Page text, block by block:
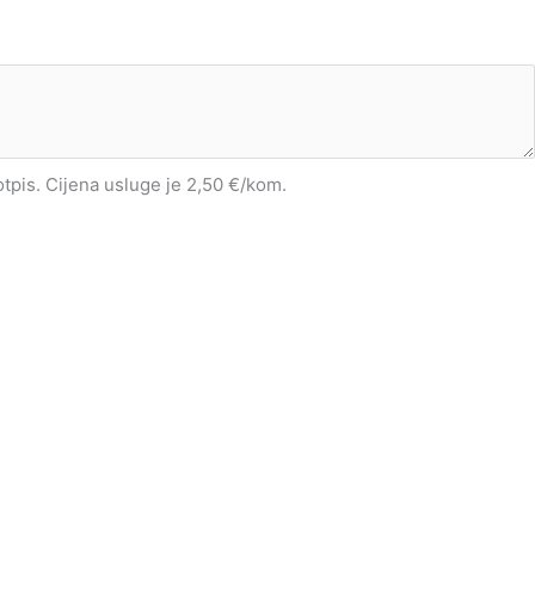
Cijena usluge je 2,50 €/kom.